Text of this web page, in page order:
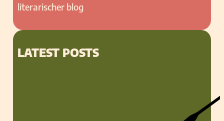
literarischer blog
LATEST POSTS